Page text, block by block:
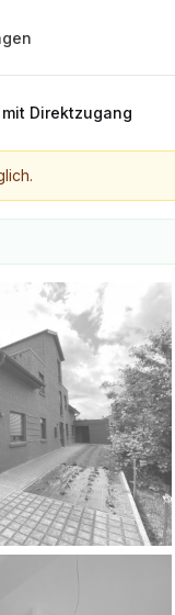
Direktzugang